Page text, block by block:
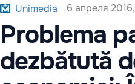
Unimedia 6 апреля
Problema
dezbătută